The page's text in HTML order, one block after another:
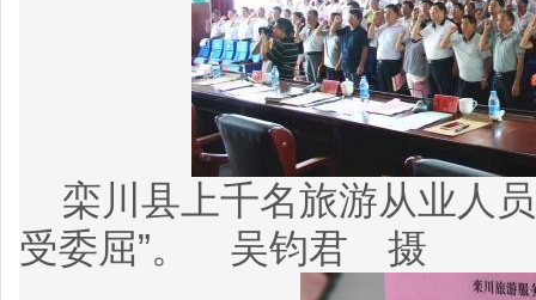
栾川县上千名旅游从业人
受委屈”。 吴钧君 摄